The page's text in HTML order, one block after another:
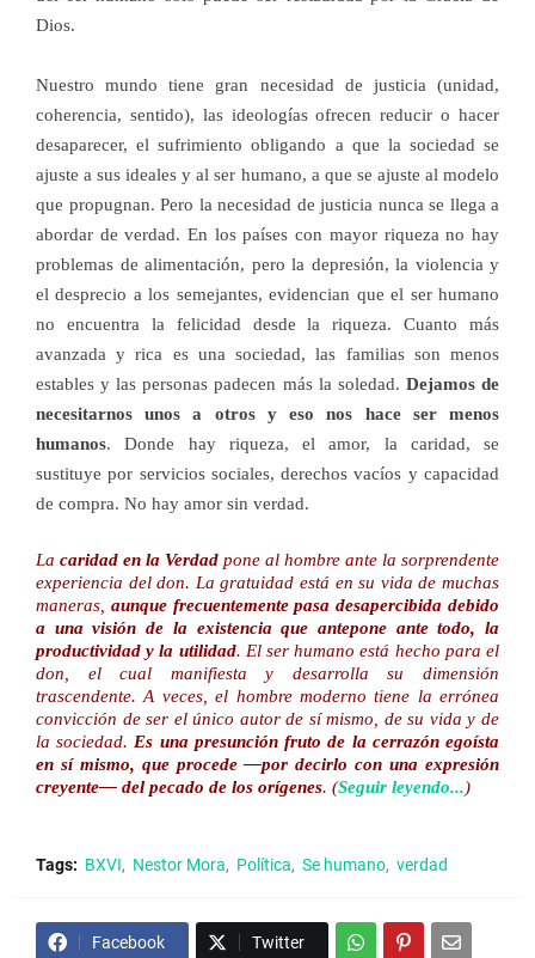
Dios.
Nuestro mundo tiene gran necesidad de justicia (unidad,
coherencia, sentido), las ideologías ofrecen reducir o hacer
desaparecer, el sufrimiento obligando a que la sociedad se
ajuste a sus ideales y al ser humano, a que se ajuste al modelo
que propugnan. Pero la necesidad de justicia nunca se llega a
abordar de verdad. En los países con mayor riqueza no hay
problemas de alimentación, pero la depresión, la violencia y
el desprecio a los semejantes, evidencian que el ser humano
no encuentra la felicidad desde la riqueza. Cuanto más
avanzada y rica es una sociedad, las familias son menos
estables y las personas padecen más la soledad. Dejamos de
necesitarnos unos a otros y eso nos hace ser menos
humanos. Donde hay riqueza, el amor, la caridad, se
sustituye por servicios sociales, derechos vacíos y capacidad
de compra. No hay amor sin verdad.
La caridad en la Verdad pone al hombre ante la sorprendente
experiencia del don. La gratuidad está en su vida de muchas
maneras, aunque frecuentemente pasa desapercibida debido
a una visión de la existencia que antepone ante todo, la
productividad y la utilidad. El ser humano está hecho para el
don, el cual manifiesta y desarrolla su dimensión
trascendente. A veces, el hombre moderno tiene la errónea
convicción de ser el único autor de sí mismo, de su vida y de
la sociedad. Es una presunción fruto de la cerrazón egoísta
en sí mismo, que procede —por decirlo con una expresión
creyente— del pecado de los orígenes. (Seguir leyendo...)
Tags: BXVI Nestor Mora Política Se humano verdad
Facebook Twitter